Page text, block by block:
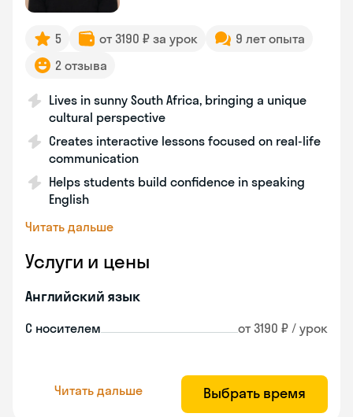
5 от 3190 ₽ за урок
9 лет опыта
2 отзыва
Lives in sunny South Africa, bringing a unique
cultural perspective
Creates interactive lessons focused on real-life
communication
Helps students build confidence in speaking
English
Читать дальше
Услуги и цены
Английский язык
С носителем от 3190 ₽ / урок
Читать дальше Выбрать время